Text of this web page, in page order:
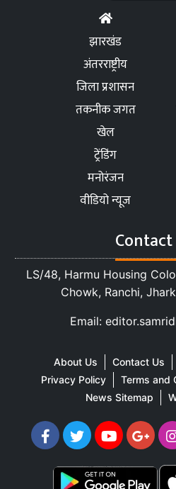
झारखंड
अंतरराष्ट्रीय
जिला प्रशासन
तकनीक जगत
खेल
ट्रेंडिंग
मनोरंजन
वीडियो न्यूज
LS/48, Harmu Housing
Chowk, Ranchi,
Email:
About Us Contact Us
Privacy Policy
Terms and
News Sitemap